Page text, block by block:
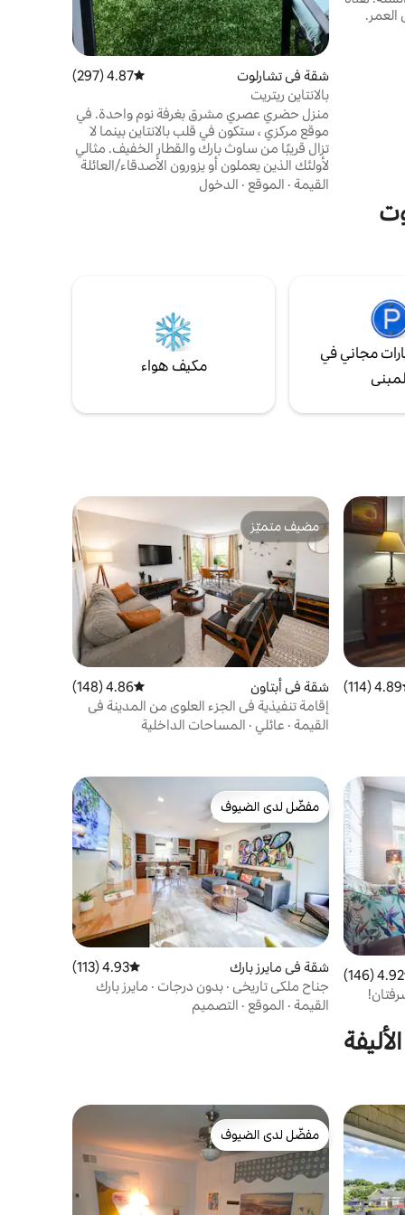
العمر.
مع
شقة في تشارلوت متوسط التقييم 4.87 من 5، 297 مراجعات
4.87 (297)
بالانتاين ريتريت
منزل حضري عصري مشرق بغرفة نوم واحدة. في
موقع مركزي ، ستكون في قلب بالانتاين بينما لا
تزال قريبًا من ساوث بارك والقطار الخفيف. مثالي
لأولئك الذين يعملون أو يزورون الأصدقاء/العائلة
في منطقة بالانتاين وما بعدها. يقع حديقة
القيمة · الموقع · الدخول
مجاني في
مكيف هواء
التقييم 4.89 من 5، 114 مراجعات
4.89 (114)
مضيف متميّز
مضيف متميّز
شقة في أبتاون متوسط التقييم 4.86 من 5، 148 مراجعات
4.86 (148)
إقامة تنفيذية في الجزء العلوي من المدينة في
الجناح الرابع + موقف سيارات مجاني
القيمة · عائلي · المساحات الداخلية
4.92 من 5، 146 مراجعات4.92 (146)
مفضّل لدى الضيوف
مفضّل لدى الضيوف
شقة في مايرز بارك متوسط التقييم 4.93 من 5، 113 مراجعات
4.93 (113)
جناح ملكي تاريخي · بدون درجات · مايرز بارك
القيمة · الموقع · التصميم
مفضّل لدى الضيوف
مفضّل لدى الضيوف